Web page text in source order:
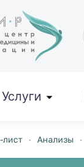
Услуги
лист Анализы